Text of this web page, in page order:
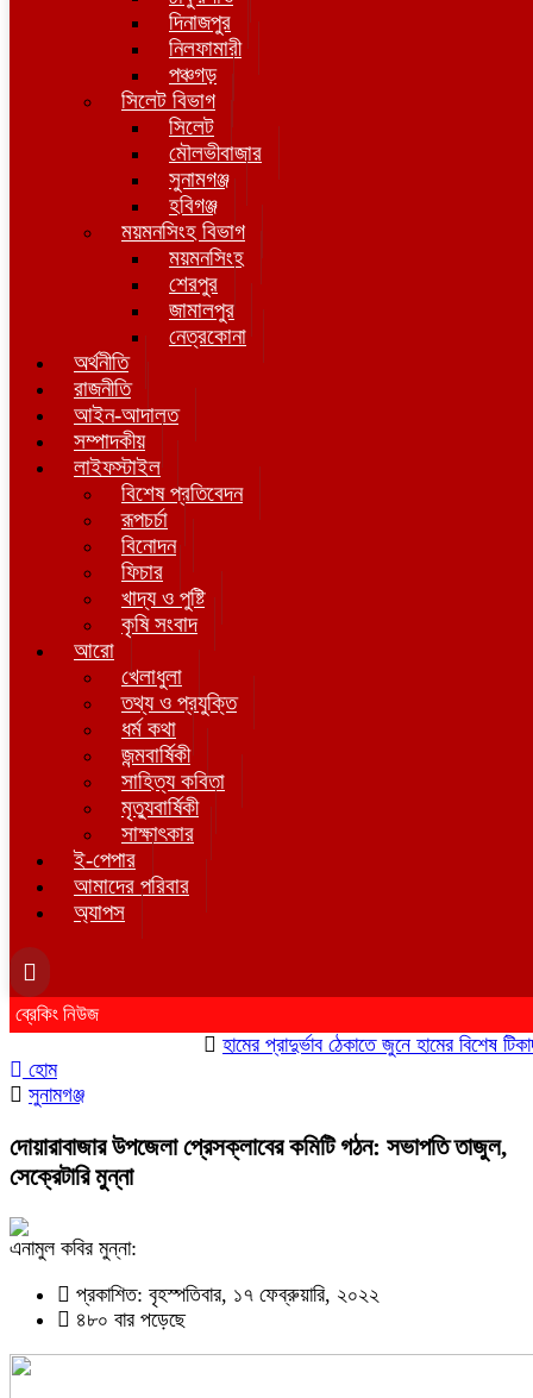
দিনাজপুর
নিলফামারী
পঞ্চগড়
সিলেট বিভাগ
সিলেট
মৌলভীবাজার
সুনামগঞ্জ
হবিগঞ্জ
ময়মনসিংহ বিভাগ
ময়মনসিংহ
শেরপুর
জামালপুর
নেত্রকোনা
অর্থনীতি
রাজনীতি
আইন-আদালত
সম্পাদকীয়
লাইফস্টাইল
বিশেষ প্রতিবেদন
রূপচর্চা
বিনোদন
ফিচার
খাদ্য ও পুষ্টি
কৃষি সংবাদ
আরো
খেলাধুলা
তথ্য ও প্রযুক্তি
ধর্ম কথা
জন্মবার্ষিকী
সাহিত্য কবিতা
মৃত্যুবার্ষিকী
সাক্ষাৎকার
ই-পেপার
আমাদের পরিবার
অ্যাপস
ব্রেকিং নিউজ
হামের প্রাদুর্ভাব ঠেকাতে জুনে হামের বিশেষ
হোম
সুনামগঞ্জ
দোয়ারাবাজার উপজেলা প্রেসক্লাবের কমিটি গঠন: সভাপতি তাজুল,
সেক্রেটারি মুন্না
এনামুল কবির মুন্না:
প্রকাশিত: বৃহস্পতিবার, ১৭ ফেব্রুয়ারি, ২০২২
৪৮০ বার পড়েছে